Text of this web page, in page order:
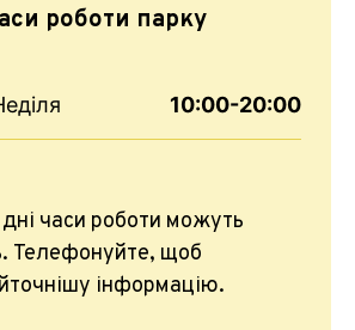
роботи парку
10:00-20:00
дні часи роботи можуть
Телефонуйте, щоб
інформацію.